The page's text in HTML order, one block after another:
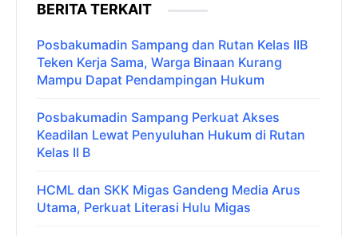
BERITA TERKAIT
Posbakumadin Sampang dan Rutan Kelas IIB
Teken Kerja Sama, Warga Binaan Kurang
Mampu Dapat Pendampingan Hukum
Posbakumadin Sampang Perkuat Akses
Keadilan Lewat Penyuluhan Hukum di Rutan
Kelas II B
HCML dan SKK Migas Gandeng Media Arus
Utama, Perkuat Literasi Hulu Migas